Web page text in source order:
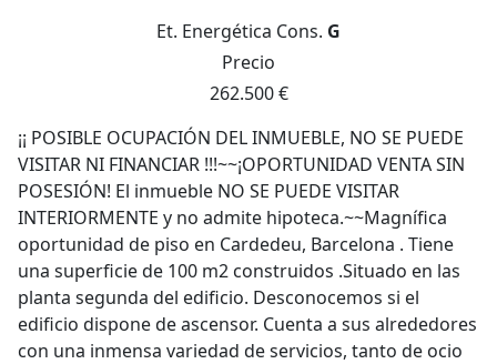
Et. Energética Cons. G
Precio
262.500 €
¡¡ POSIBLE OCUPACIÓN DEL INMUEBLE, NO SE PUEDE
VISITAR NI FINANCIAR !!!~~¡OPORTUNIDAD VENTA SIN
POSESIÓN! El inmueble NO SE PUEDE VISITAR
INTERIORMENTE y no admite hipoteca.~~Magnífica
oportunidad de piso en Cardedeu, Barcelona . Tiene
una superficie de 100 m2 construidos .Situado en las
planta segunda del edificio. Desconocemos si el
edificio dispone de ascensor. Cuenta a sus alrededores
con una inmensa variedad de servicios, tanto de ocio